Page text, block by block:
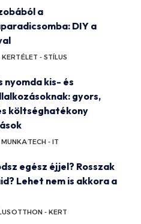
a
DIY a
ÉLET - STÍLUS
nyomda kis- és
gyors,
költséghatékony
MUNKATECH - IT
egész éjjel? Rosszak
Lehet nem is akkora a
OTTHON - KERT